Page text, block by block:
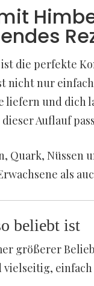
die perfekte
nicht nur
und dich
Auflauf
Quark,
als
beliebt ist
größerer
vielseitig,